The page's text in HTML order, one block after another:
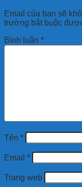
Email của bạn sẽ
trường bắt buộc
Bình luận *
Tên *
Email *
Trang web